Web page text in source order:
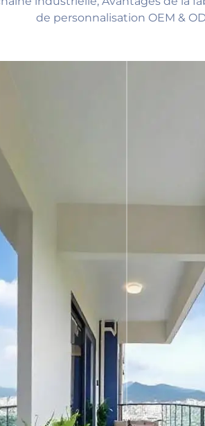
de personnalisation OEM &